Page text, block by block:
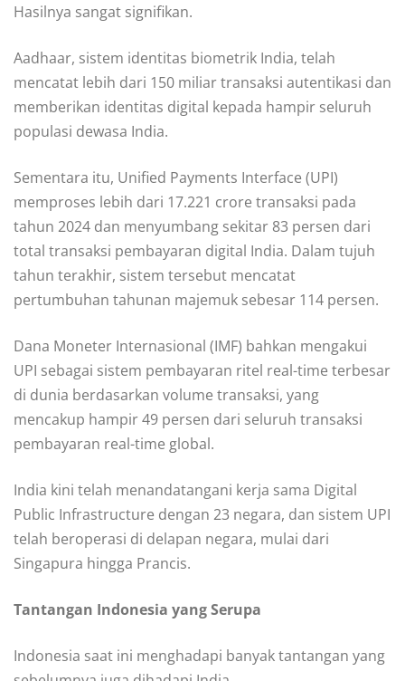
Hasilnya sangat signifikan.
Aadhaar, sistem identitas biometrik India, telah
mencatat lebih dari 150 miliar transaksi autentikasi dan
memberikan identitas digital kepada hampir seluruh
populasi dewasa India.
Sementara itu, Unified Payments Interface (UPI)
memproses lebih dari 17.221 crore transaksi pada
tahun 2024 dan menyumbang sekitar 83 persen dari
total transaksi pembayaran digital India. Dalam tujuh
tahun terakhir, sistem tersebut mencatat
pertumbuhan tahunan majemuk sebesar 114 persen.
Dana Moneter Internasional (IMF) bahkan mengakui
UPI sebagai sistem pembayaran ritel real-time terbesar
di dunia berdasarkan volume transaksi, yang
mencakup hampir 49 persen dari seluruh transaksi
pembayaran real-time global.
India kini telah menandatangani kerja sama Digital
Public Infrastructure dengan 23 negara, dan sistem UPI
telah beroperasi di delapan negara, mulai dari
Singapura hingga Prancis.
Tantangan Indonesia yang Serupa
Indonesia saat ini menghadapi banyak tantangan yang